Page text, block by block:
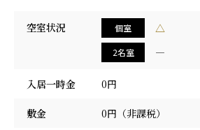
空室状況 個室 △
2名室 ―
入居一時金 0円
敷金 0円（非課税）